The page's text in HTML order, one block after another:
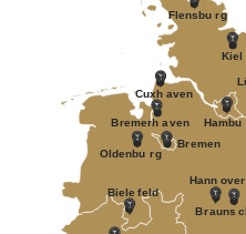
Biele feld
Brauns c
Hann over
Bremen
Oldenbu rg
Hambu
Kiel
Cuxh aven
Bremerh aven
Flensbu rg